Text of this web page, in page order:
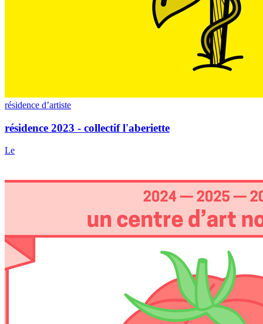
résidence d’artiste
résidence 2023 - collectif l'aberiette
Le